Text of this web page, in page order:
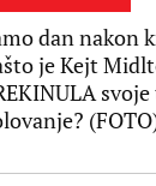
dan nakon
je Kejt